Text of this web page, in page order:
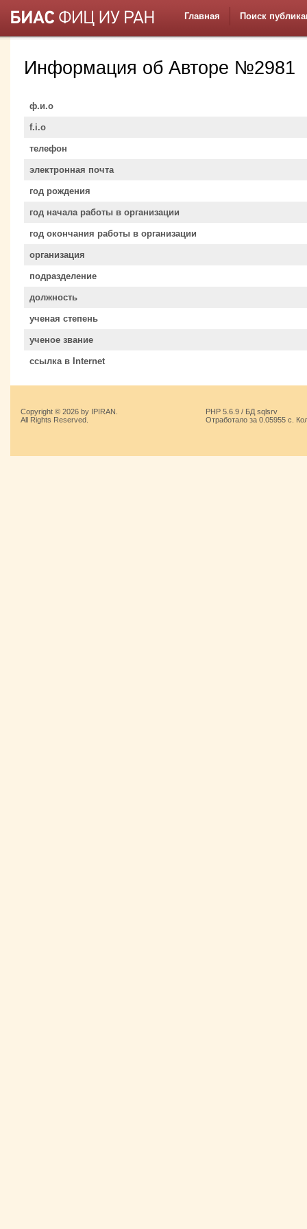
Главная Поиск
Информация об Авторе №2981
ф.и.о
f.i.o
телефон
электронная почта
год рождения
год начала работы в организации
год окончания работы в организации
организация
подразделение
должность
ученая степень
ученое звание
ссылка в Internet
Copyright © 2026 by IPIRAN.
All Rights Reserved.
PHP 5.6.9 / БД sqlsrv
Отработало за 0.05955 с.